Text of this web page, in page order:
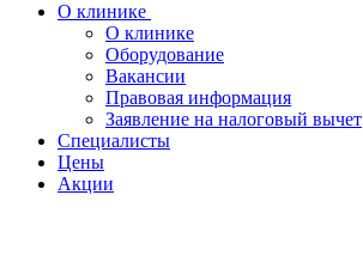
О клинике
О клинике
Оборудование
Вакансии
Правовая информация
Заявление на налоговый вычет
Специалисты
Цены
Акции